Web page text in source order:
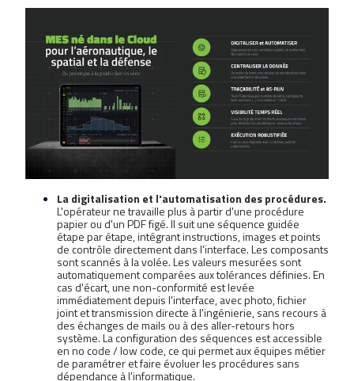
La digitalisation et l'automatisation des procédures.
L'opérateur ne travaille plus à partir d'une procédure
papier ou d'un PDF figé. Il suit une séquence guidée
étape par étape, intégrant instructions, images et points
de contrôle directement dans l'interface. Les composants
sont scannés à la volée. Les valeurs mesurées sont
automatiquement comparées aux tolérances définies. En
cas d'écart, une non-conformité est levée
immédiatement depuis l'interface, avec photo, fichier
joint et transmission directe à l'ingénierie, sans recours à
des échanges de mails ou à des aller-retours hors
système. La configuration des séquences est accessible
en no code / low code, ce qui permet aux équipes métier
de paramétrer et faire évoluer les procédures sans
dépendance à l'informatique.